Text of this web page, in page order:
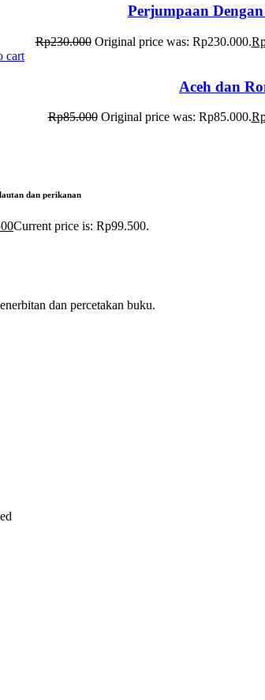
Perjumpaan
Rp230.000 Original price was: Rp230.000.
cart
Aceh dan
Rp85.000 Original price was: Rp85.000.
dan perikanan
Current price is: Rp99.500.
dan percetakan buku.